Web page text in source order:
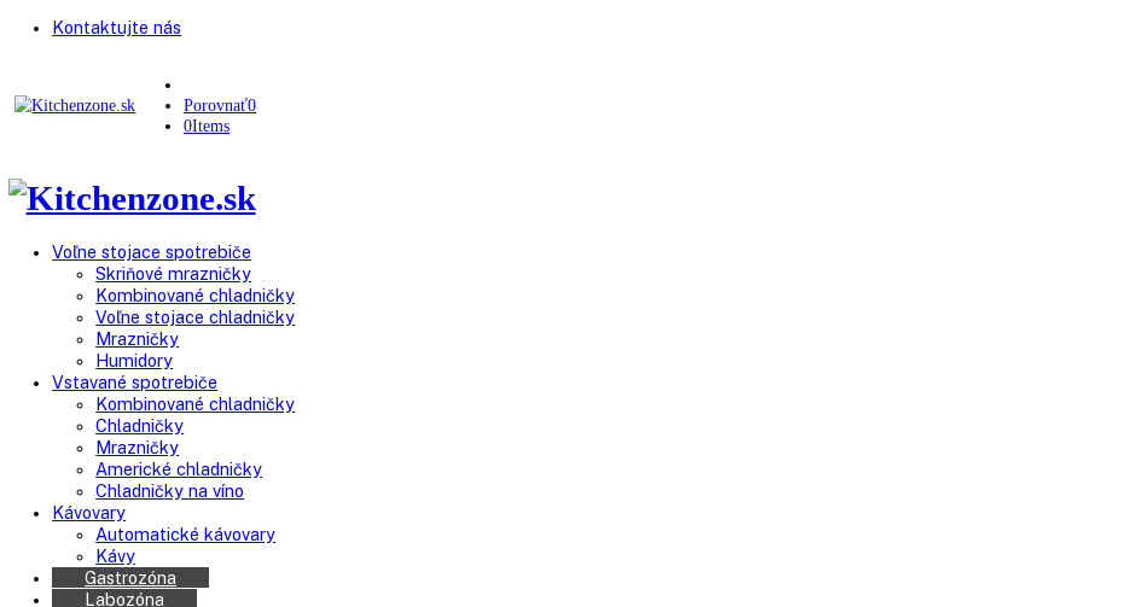
Kontaktujte nás
Porovnať
0Items
Voľne stojace spotrebiče
Skriňové mrazničky
Kombinované chladničky
Voľne stojace chladničky
Mrazničky
Humidory
Vstavané spotrebiče
Kombinované chladničky
Chladničky
Mrazničky
Americké chladničky
Chladničky na víno
Kávovary
Automatické kávovary